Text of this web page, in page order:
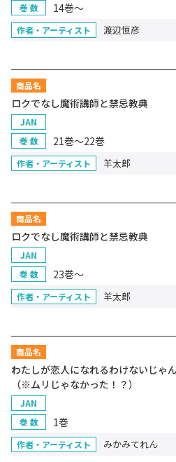
巻 数
14巻～
作者・アーティスト 渡辺恒彦
商品名
ロクでなし魔術講師と禁忌教典
JAN
巻 数
21巻～22巻
作者・アーティスト 羊太郎
商品名
ロクでなし魔術講師と禁忌教典
JAN
巻 数
23巻～
作者・アーティスト 羊太郎
商品名
わたしが恋人になれるわけないじゃ
（※ムリじゃなかった！？）
JAN
巻 数
1巻
作者・アーティスト みかみてれん